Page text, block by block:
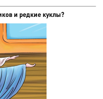
и редкие куклы?